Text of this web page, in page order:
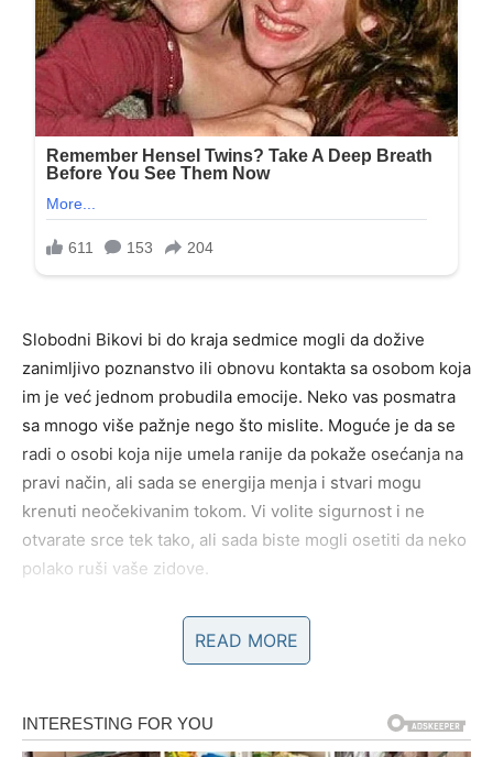
Slobodni Bikovi bi do kraja sedmice mogli da dožive
zanimljivo poznanstvo ili obnovu kontakta sa osobom koja
im je već jednom probudila emocije. Neko vas posmatra
sa mnogo više pažnje nego što mislite. Moguće je da se
radi o osobi koja nije umela ranije da pokaže osećanja na
pravi način, ali sada se energija menja i stvari mogu
krenuti neočekivanim tokom. Vi volite sigurnost i ne
otvarate srce tek tako, ali sada biste mogli osetiti da neko
polako ruši vaše zidove.
Kada je posao u pitanju, do kraja sedmice dolazi
sada stiže trenutak kada će vaš trud početi da bude
primećen. Neko može pohvaliti vaš rad, dati vam podršku,
READ MORE